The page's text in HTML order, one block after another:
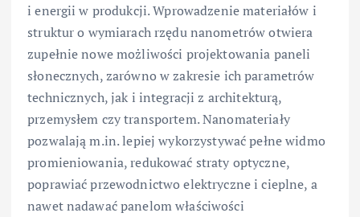
i energii w produkcji. Wprowadzenie materiałów i
struktur o wymiarach rzędu nanometrów otwiera
zupełnie nowe możliwości projektowania paneli
słonecznych, zarówno w zakresie ich parametrów
technicznych, jak i integracji z architekturą,
przemysłem czy transportem. Nanomateriały
pozwalają m.in. lepiej wykorzystywać pełne widmo
promieniowania, redukować straty optyczne,
poprawiać przewodnictwo elektryczne i cieplne, a
nawet nadawać panelom właściwości